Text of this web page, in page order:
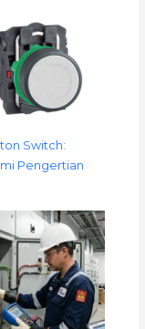
Switch:
Pengertian